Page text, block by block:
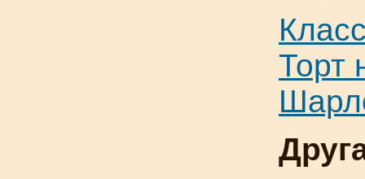
Торт